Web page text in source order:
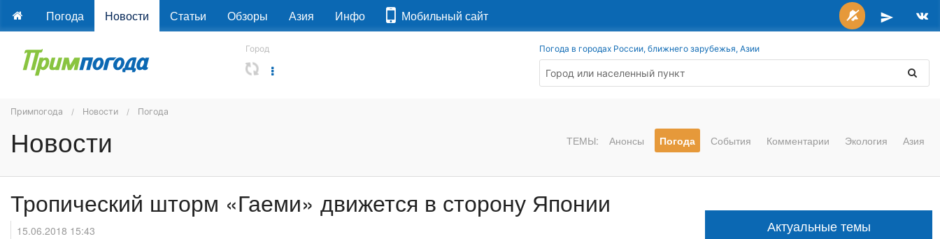
Погода Новости Статьи Обзоры Азия Инфо Мобильный сайт
Город Погода в городах России, ближнего зарубежья, Азии
Примпогода Новости Погода
Новости ТЕМЫ: Анонсы Погода События Комментарии Экология Азия
Тропический шторм «Гаеми» движется в сторону Японии
15.06.2018 15:43 Актуальные темы